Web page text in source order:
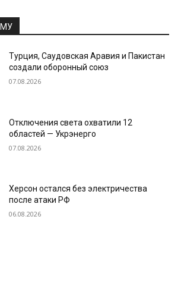
Турция, Саудовская Аравия и Пакистан
создали оборонный союз
07.08.2026
Отключения света охватили 12
областей — Укрэнерго
07.08.2026
Херсон остался без электричества
после атаки РФ
06.08.2026